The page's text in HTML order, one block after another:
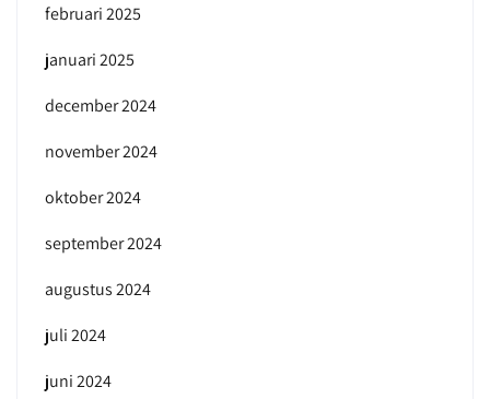
februari 2025
januari 2025
december 2024
november 2024
oktober 2024
september 2024
augustus 2024
juli 2024
juni 2024